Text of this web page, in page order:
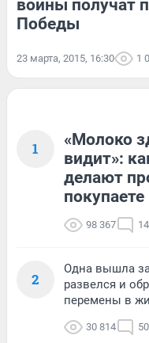
войны получат
Победы
23 марта, 2015, 16:30 1
1
«Молоко
видит»:
делают
98 367
2
Одна вышла
развелся и
перемены в
30 814 50